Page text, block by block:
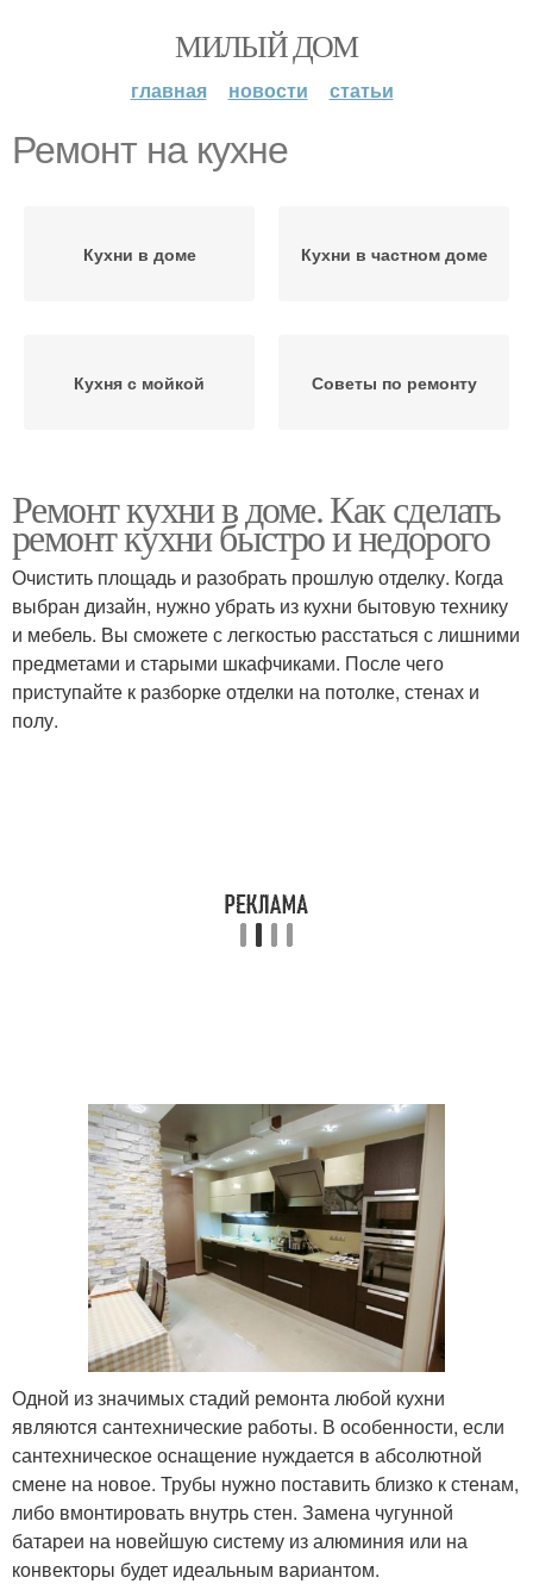
МИЛЫЙ ДОМ
главная новости статьи
Ремонт на кухне
Кухни в доме Кухни в частном доме
Кухня с мойкой Советы по ремонту
Ремонт кухни в доме. Как сделать
ремонт кухни быстро и недорого
Очистить площадь и разобрать прошлую отделку. Когда
выбран дизайн, нужно убрать из кухни бытовую технику
и мебель. Вы сможете с легкостью расстаться с лишними
предметами и старыми шкафчиками. После чего
приступайте к разборке отделки на потолке, стенах и
полу.
Одной из значимых стадий ремонта любой кухни
являются сантехнические работы. В особенности, если
сантехническое оснащение нуждается в абсолютной
смене на новое. Трубы нужно поставить близко к стенам,
либо вмонтировать внутрь стен. Замена чугунной
батареи на новейшую систему из алюминия или на
конвекторы будет идеальным вариантом.